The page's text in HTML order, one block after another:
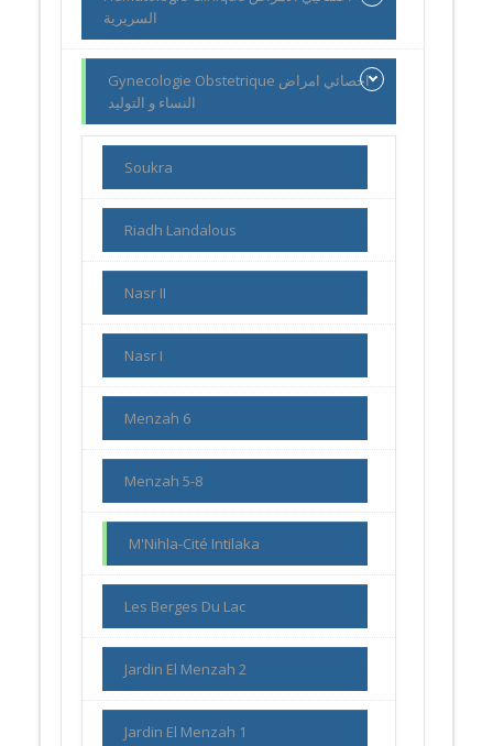
السريرية
Gynecologie Obstetrique اخصائي امراض
النساء و التوليد
Soukra
Riadh Landalous
Nasr II
Nasr I
Menzah 6
Menzah 5-8
M'Nihla-Cité Intilaka
Les Berges Du Lac
Jardin El Menzah 2
Jardin El Menzah 1